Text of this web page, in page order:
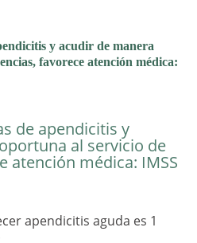
y acudir de manera
favorece atención médica:
de apendicitis y
al servicio de
atención médica: IMSS
apendicitis aguda es 1